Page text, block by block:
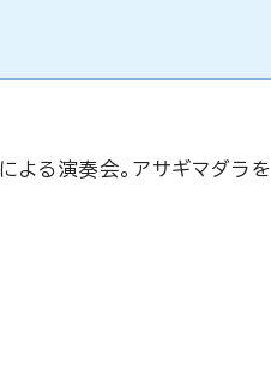
よる演奏会。アサギマダラを